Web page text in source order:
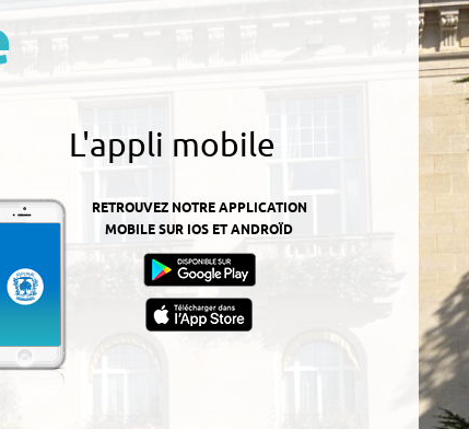
L'appli mobile
RETROUVEZ NOTRE APPLICATION
MOBILE SUR IOS ET ANDROÏD